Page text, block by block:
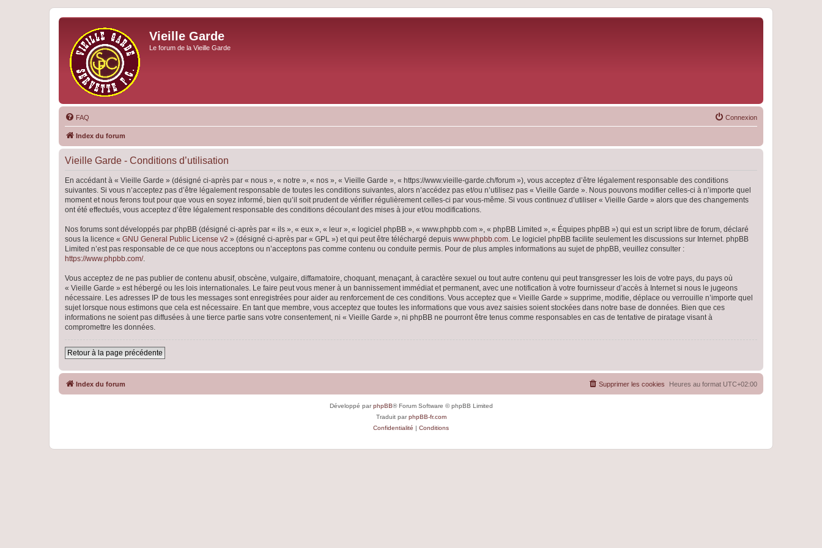
Vieille Garde
Le forum de la Vieille Garde
FAQ Connexion
Index du forum
Vieille Garde - Conditions d’utilisation
En accédant à « Vieille Garde » (désigné ci-après par « nous », « notre », « nos », « Vieille Garde », « https://www.vieille-garde.ch/forum »), vous acceptez d’être légalement responsable des conditions
suivantes. Si vous n’acceptez pas d’être légalement responsable de toutes les conditions suivantes, alors n’accédez pas et/ou n’utilisez pas « Vieille Garde ». Nous pouvons modifier celles-ci à n’importe quel
moment et nous ferons tout pour que vous en soyez informé, bien qu’il soit prudent de vérifier régulièrement celles-ci par vous-même. Si vous continuez d’utiliser « Vieille Garde » alors que des changements
ont été effectués, vous acceptez d’être légalement responsable des conditions découlant des mises à jour et/ou modifications.
Nos forums sont développés par phpBB (désigné ci-après par « ils », « eux », « leur », « logiciel phpBB », « www.phpbb.com », « phpBB Limited », « Équipes phpBB ») qui est un script libre de forum, déclaré
sous la licence « GNU General Public License v2 » (désigné ci-après par « GPL ») et qui peut être téléchargé depuis www.phpbb.com. Le logiciel phpBB facilite seulement les discussions sur Internet. phpBB
Limited n’est pas responsable de ce que nous acceptons ou n’acceptons pas comme contenu ou conduite permis. Pour de plus amples informations au sujet de phpBB, veuillez consulter :
https://www.phpbb.com/.
Vous acceptez de ne pas publier de contenu abusif, obscène, vulgaire, diffamatoire, choquant, menaçant, à caractère sexuel ou tout autre contenu qui peut transgresser les lois de votre pays, du pays où
« Vieille Garde » est hébergé ou les lois internationales. Le faire peut vous mener à un bannissement immédiat et permanent, avec une notification à votre fournisseur d’accès à Internet si nous le jugeons
nécessaire. Les adresses IP de tous les messages sont enregistrées pour aider au renforcement de ces conditions. Vous acceptez que « Vieille Garde » supprime, modifie, déplace ou verrouille n’importe quel
sujet lorsque nous estimons que cela est nécessaire. En tant que membre, vous acceptez que toutes les informations que vous avez saisies soient stockées dans notre base de données. Bien que ces
informations ne soient pas diffusées à une tierce partie sans votre consentement, ni « Vieille Garde », ni phpBB ne pourront être tenus comme responsables en cas de tentative de piratage visant à
compromettre les données.
Retour à la page précédente
Index du forum Heures au format UTC+02:00
Supprimer les cookies
Développé parphpBB® Forum Software © phpBB Limited
Traduit parphpBB-fr.com
Confidentialité | Conditions